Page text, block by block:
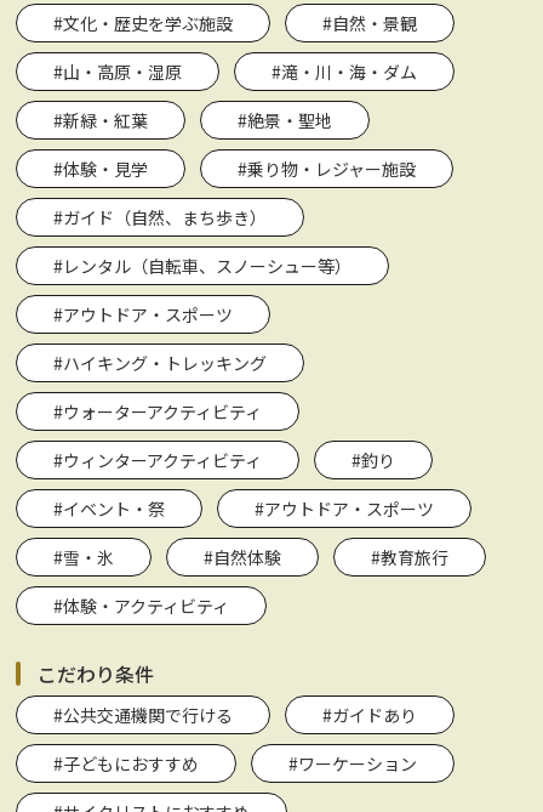
#文化・歴史を学ぶ施設
#自然・景観
#山・高原・湿原
#滝・川・海・ダム
#新緑・紅葉
#絶景・聖地
#体験・見学
#乗り物・レジャー施設
#ガイド（自然、まち歩き）
#レンタル（自転車、スノーシュー等）
#アウトドア・スポーツ
#ハイキング・トレッキング
#ウォーターアクティビティ
#ウィンターアクティビティ
#釣り
#イベント・祭
#アウトドア・スポーツ
#雪・氷
#自然体験
#教育旅行
#体験・アクティビティ
こだわり条件
#公共交通機関で行ける
#ガイドあり
#子どもにおすすめ
#ワーケーション